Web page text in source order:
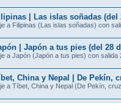
| Las islas soñadas (del
a Filipinas (Las islas soñadas) con
| Japón a tus pies (del 28
a Japón (Japón a tus pies) con salida
China y Nepal | De Pekín,
a Tíbet, China y Nepal (De Pekín,